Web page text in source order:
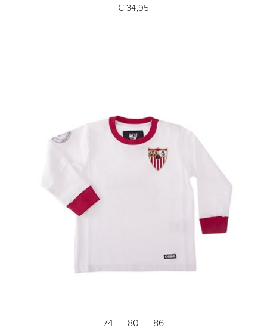
€ 34,95
74 80 86